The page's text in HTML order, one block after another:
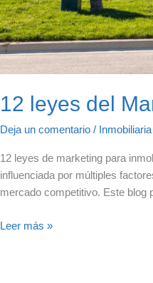
12 leyes del
Deja un comentario / Inmobiliaria
12 leyes de marketing para
influenciada por múltiples
mercado competitivo. Este
12
Leer más »